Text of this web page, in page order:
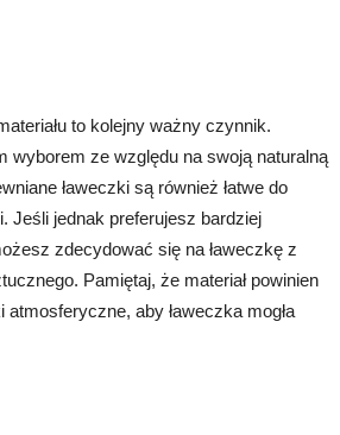
to kolejny ważny czynnik.
wyborem ze względu na swoją naturalną
ławeczki są również łatwe do
Jeśli jednak preferujesz bardziej
zdecydować się na ławeczkę z
Pamiętaj, że materiał powinien
aby ławeczka mogła